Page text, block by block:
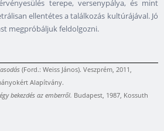
terepe, versenypálya, és mint
ellentétes a találkozás kultúrájával. Jó
megpróbáljuk feldolgozni.
(Ford.: Weiss János). Veszprém, 2011,
Alapítvány.
bekezdés az emberről. Budapest, 1987, Kossuth